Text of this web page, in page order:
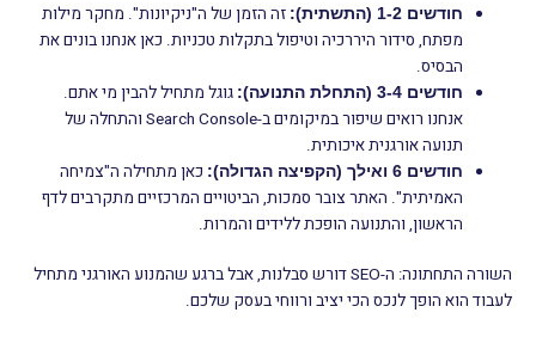
חודשים 1-2 (התשתית):
זה הזמן של ה"ניקיונות". מחקר מילות
מפתח, סידור היררכיה וטיפול בתקלות טכניות. כאן אנחנו בונים את
הבסיס.
חודשים 3-4 (התחלת התנועה):
גוגל מתחיל להבין מי אתם.
אנחנו רואים שיפור במיקומים ב-Search Console והתחלה של
תנועה אורגנית איכותית.
חודשים 6 ואילך (הקפיצה הגדולה):
כאן מתחילה ה"צמיחה
האמיתית". האתר צובר סמכות, הביטויים המרכזיים מתקרבים לדף
הראשון, והתנועה הופכת ללידים והמרות.
השורה התחתונה: ה-SEO דורש סבלנות, אבל ברגע שהמנוע האורגני מתחיל
לעבוד הוא הופך לנכס הכי יציב ורווחי בעסק שלכם.